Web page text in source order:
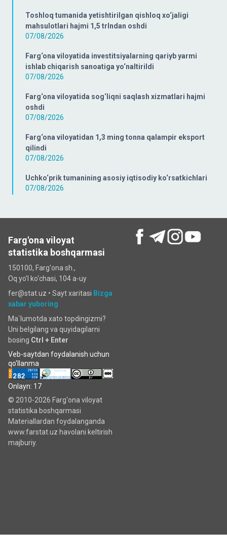
Toshloq tumanida yetishtirilgan qishloq xo‘jaligi
mahsulotlari hajmi 1,5 trlndan oshdi
07/08/2026
Farg‘ona viloyatida investitsiyalarning qariyb yarmi
ishlab chiqarish sanoatiga yo‘naltirildi
07/08/2026
Farg‘ona viloyatida sog‘liqni saqlash xizmatlari hajmi
oshdi
07/08/2026
Farg‘ona viloyatidan 1,3 ming tonna qalampir eksport
qilindi
07/08/2026
Uchko‘prik tumanining asosiy iqtisodiy ko‘rsatkichlari
07/08/2026
Farg'ona viloyat
statistika boshqarmasi
150100, Farg'ona sh.,
Oq yo'l ko‘chаsi, 104 a-uy
fer@stat.uz • Sayt xaritasi Bizga
xabar yuboring
Ma`lumotda xato topdingizmi?
Uni belgilang va quyidagilarni
bosing Ctrl + Enter
Veb-saytdan foydalanish uchun
qo'llanma
Onlayn: 17
© 2010-2026 Farg‘ona viloyat
statistika boshqarmasi
Materiallardan foydalanganda
www.farstat.uz havolani keltirish
majburiy.